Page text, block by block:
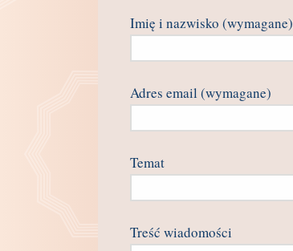
Imię i nazwisko (wymagane)
Adres email (wymagane)
Temat
Treść wiadomości